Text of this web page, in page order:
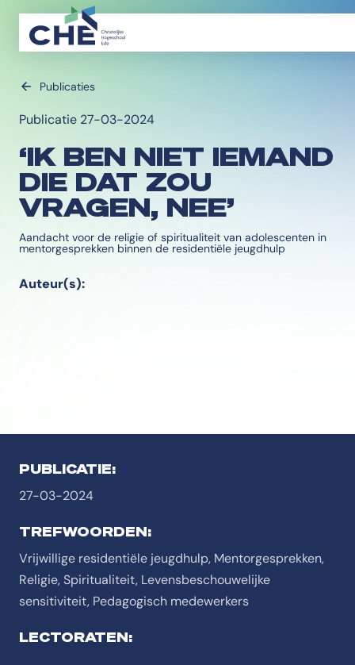
Publicaties
Publicatie 27-03-2024
‘IK BEN NIET IEMAND
DIE DAT ZOU
VRAGEN, NEE’
Aandacht voor de religie of spiritualiteit van adolescenten in
mentorgesprekken binnen de residentiële jeugdhulp
Auteur(s):
PUBLICATIE:
27-03-2024
TREFWOORDEN:
Vrijwillige residentiële jeugdhulp, Mentorgesprekken,
Religie, Spiritualiteit, Levensbeschouwelijke
sensitiviteit, Pedagogisch medewerkers
LECTORATEN: